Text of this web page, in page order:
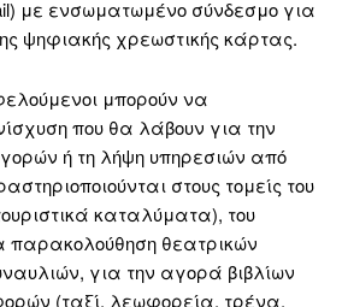
με ενσωματωμένο σύνδεσμο για
ψηφιακής χρεωστικής κάρτας.
μπορούν να
που θα λάβουν για την
ή τη λήψη υπηρεσιών από
στους τομείς του
καταλύματα), του
παρακολούθηση θεατρικών
για την αγορά βιβλίων
(ταξί, λεωφορεία, τρένα,